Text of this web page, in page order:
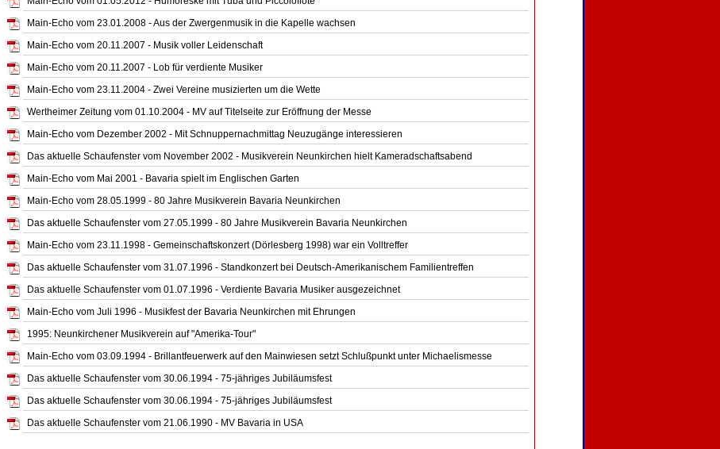
Main-Echo vom 23.01.2008 - Aus der Zwergenmusik in die Kapelle wachsen
Main-Echo vom 20.11.2007 - Musik voller Leidenschaft
Main-Echo vom 20.11.2007 - Lob für verdiente Musiker
Main-Echo vom 23.11.2004 - Zwei Vereine musizierten um die Wette
Wertheimer Zeitung vom 01.10.2004 - MV auf Titelseite zur Eröffnung der Messe
Main-Echo vom Dezember 2002 - Mit Schnuppernachmittag Neuzugänge interessieren
Das aktuelle Schaufenster vom November 2002 - Musikverein Neunkirchen hielt Kameradschaftsabend
Main-Echo vom Mai 2001 - Bavaria spielt im Englischen Garten
Main-Echo vom 28.05.1999 - 80 Jahre Musikverein Bavaria Neunkirchen
Das aktuelle Schaufenster vom 27.05.1999 - 80 Jahre Musikverein Bavaria Neunkirchen
Main-Echo vom 23.11.1998 - Gemeinschaftskonzert (Dörlesberg 1998) war ein Volltreffer
Das aktuelle Schaufenster vom 31.07.1996 - Standkonzert bei Deutsch-Amerikanischem Familientreffen
Das aktuelle Schaufenster vom 01.07.1996 - Verdiente Bavaria Musiker ausgezeichnet
Main-Echo vom Juli 1996 - Musikfest der Bavaria Neunkirchen mit Ehrungen
1995: Neunkirchener Musikverein auf "Amerika-Tour"
Main-Echo vom 03.09.1994 - Brillantfeuerwerk auf den Mainwiesen setzt Schlußpunkt unter Michaelismesse
Das aktuelle Schaufenster vom 30.06.1994 - 75-jähriges Jubiläumsfest
Das aktuelle Schaufenster vom 30.06.1994 - 75-jähriges Jubiläumsfest
Das aktuelle Schaufenster vom 21.06.1990 - MV Bavaria in USA